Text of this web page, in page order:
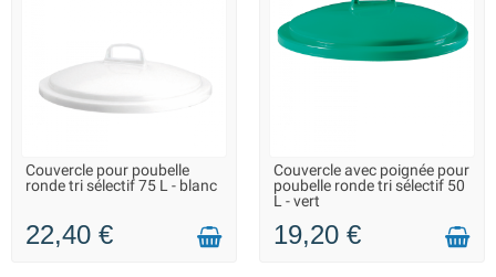
EN STOCK - REPRISE DES
EXPÉDITIONS À PARTIR DU 20
Couvercle pour poubelle
ronde tri sélectif 75 L - blanc
22,40 €
EN STOCK - REPRISE DES
EXPÉDITIONS À PARTIR DU 20
Couvercle avec poignée pour
poubelle ronde tri sélectif 50
L - vert
19,20 €